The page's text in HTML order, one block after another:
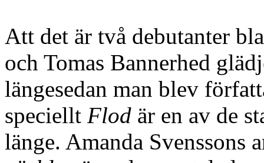
Att det är två debutanter
och Tomas Bannerhed
längesedan man blev
speciellt Flod är en av de
länge. Amanda Svenssons